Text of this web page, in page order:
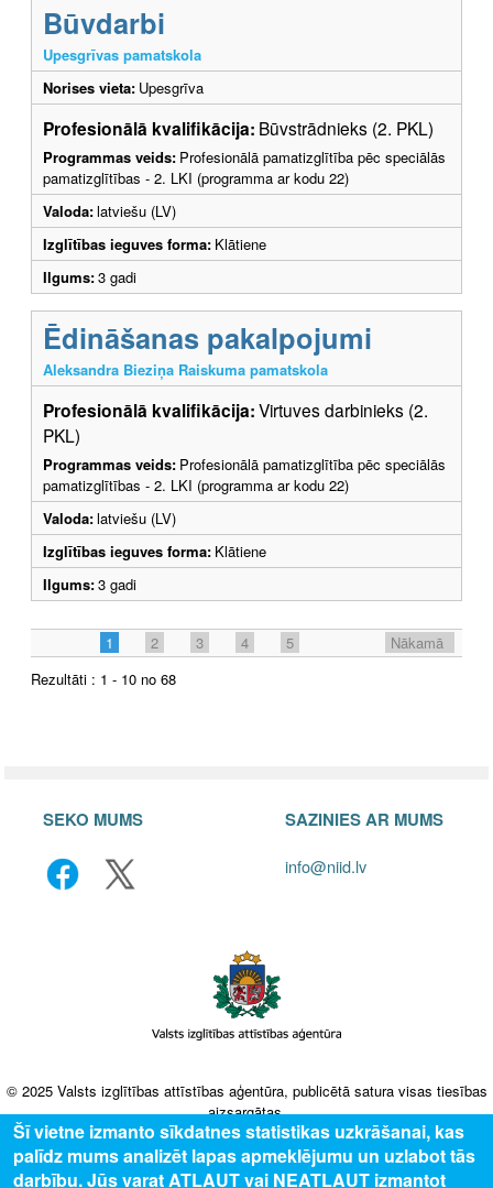
Būvdarbi
Upesgrīvas pamatskola
Norises vieta: Upesgrīva
Profesionālā kvalifikācija: Būvstrādnieks (2. PKL)
Programmas veids: Profesionālā pamatizglītība pēc speciālās
pamatizglītības - 2. LKI (programma ar kodu 22)
Valoda:latviešu (LV)
Izglītības ieguves forma: Klātiene
Ilgums:3 gadi
Ēdināšanas pakalpojumi
Aleksandra Bieziņa Raiskuma pamatskola
Profesionālā kvalifikācija:Virtuves darbinieks (2.
PKL)
Programmas veids: Profesionālā pamatizglītība pēc speciālās
pamatizglītības - 2. LKI (programma ar kodu 22)
Valoda:latviešu (LV)
Izglītības ieguves forma: Klātiene
Ilgums:3 gadi
1 2 3 4 5
Nākamā
Rezultāti : 1 - 10 no 68
SEKO MUMS SAZINIES AR MUMS
info@niid.lv
© 2025 Valsts izglītības attīstības aģentūra, publicētā satura visas tiesības
aizsargātas.
Šī vietne izmanto sīkdatnes statistikas uzkrāšanai, kas
palīdz mums analizēt lapas apmeklējumu un uzlabot tās
darbību. Jūs varat ATĻAUT vai NEATĻAUT izmantot